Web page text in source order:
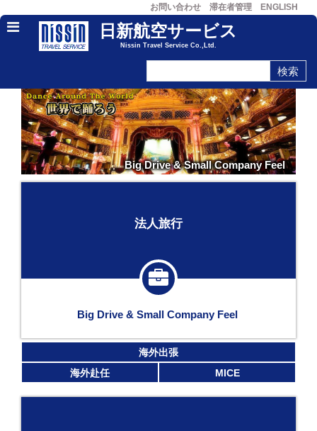
お問い合わせ 滞在者管理 ENGLISH
日新航空サービス
Nissin Travel Service Co.,Ltd.
Big Drive & Small Company Feel
法人旅行
Big Drive & Small Company Feel
海外出張
海外赴任
MICE